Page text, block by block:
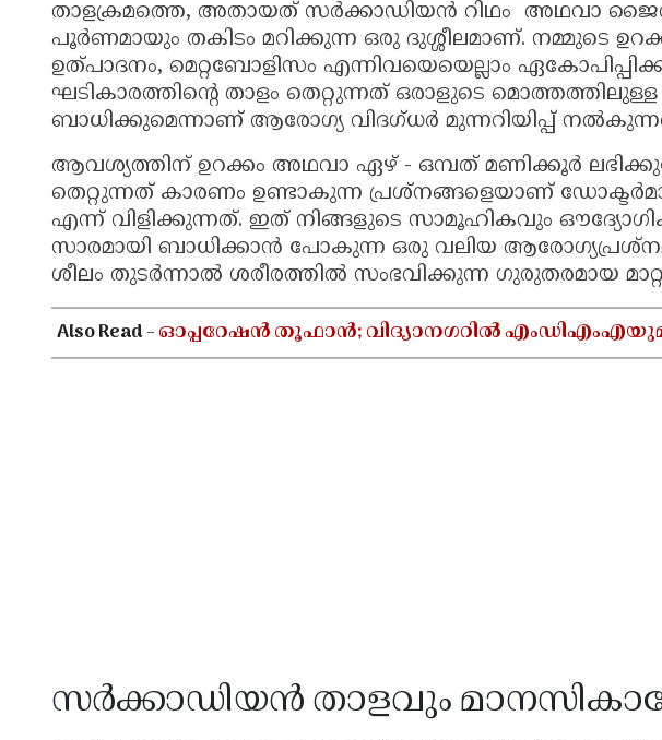
താളക്രമത്തെ, അതായത് സർക്കാഡിയൻ റിഥം അഥവാ
പൂർണമായും തകിടം മറിക്കുന്ന ഒരു ദുശ്ശീലമാണ്. നമ്മുടെ
ഉത്പാദനം, മെറ്റബോളിസം എന്നിവയെയെല്ലാം
ഘടികാരത്തിൻ്റെ താളം തെറ്റുന്നത് ഒരാളുടെ
ബാധിക്കുമെന്നാണ് ആരോഗ്യ വിദഗ്ധർ മുന്നറിയിപ്പ്
ആവശ്യത്തിന് ഉറക്കം അഥവാ ഏഴ് - ഒമ്പത് മണിക്കൂർ
തെറ്റുന്നത് കാരണം ഉണ്ടാകുന്ന പ്രശ്നങ്ങളെയാണ്
എന്ന് വിളിക്കുന്നത്. ഇത് നിങ്ങളുടെ സാമൂഹികവും
സാരമായി ബാധിക്കാൻ പോകുന്ന ഒരു വലിയ
ശീലം തുടർന്നാൽ ശരീരത്തിൽ സംഭവിക്കുന്ന ഗുരുതരമായ
Also Read -ഓപ്പറേഷൻ തൂഫാൻ; വിദ്യാനഗറിൽ
സർക്കാഡിയൻ താളവും